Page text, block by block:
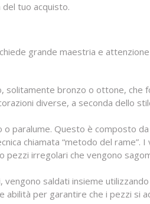
tuo acquisto.
grande maestria e
solitamente bronzo o ottone, che
diverse, a seconda dello
paralume. Questo è composto
chiamata “metodo del rame”. I
pezzi irregolari che vengono
saldati insieme
abilità per garantire che i pezzi si